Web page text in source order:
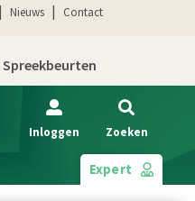
Nieuws Contact
Spreekbeurten
Inloggen Zoeken
Expert